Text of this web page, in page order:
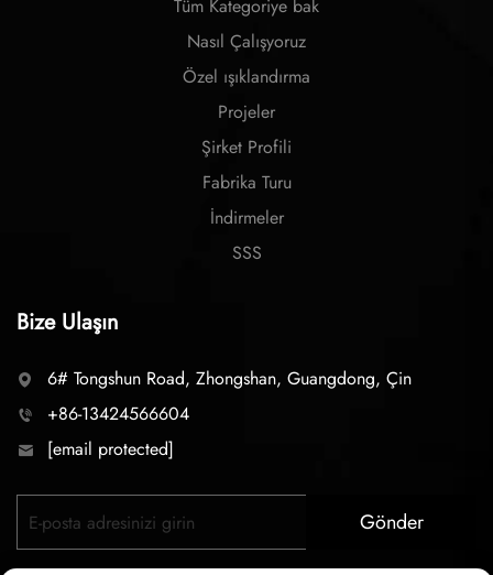
Tüm Kategoriye bak
Nasıl Çalışyoruz
Özel ışıklandırma
Projeler
Şirket Profili
Fabrika Turu
İndirmeler
SSS
Bize Ulaşın
6# Tongshun Road, Zhongshan, Guangdong, Çin
+86-13424566604
[email protected]
Gönder